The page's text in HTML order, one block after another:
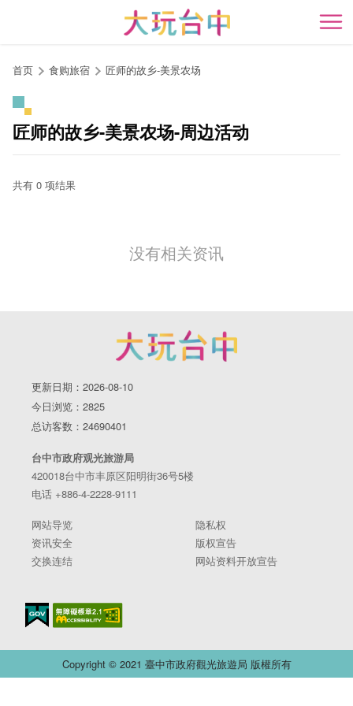
开
首页 食购旅宿 匠师的故乡-美景农场
匠师的故乡-美景农场-周边活动
共有 0 项结果
没有相关资讯
更新日期：2026-08-10
今日浏览：2825
总访客数：24690401
台中市政府观光旅游局
420018台中市丰原区阳明街36号5楼
电话 +886-4-2228-9111
网站导览
隐私权
资讯安全
版权宣告
交换连结
网站资料开放宣告
Copyright © 2021 臺中市政府觀光旅遊局 版權所有